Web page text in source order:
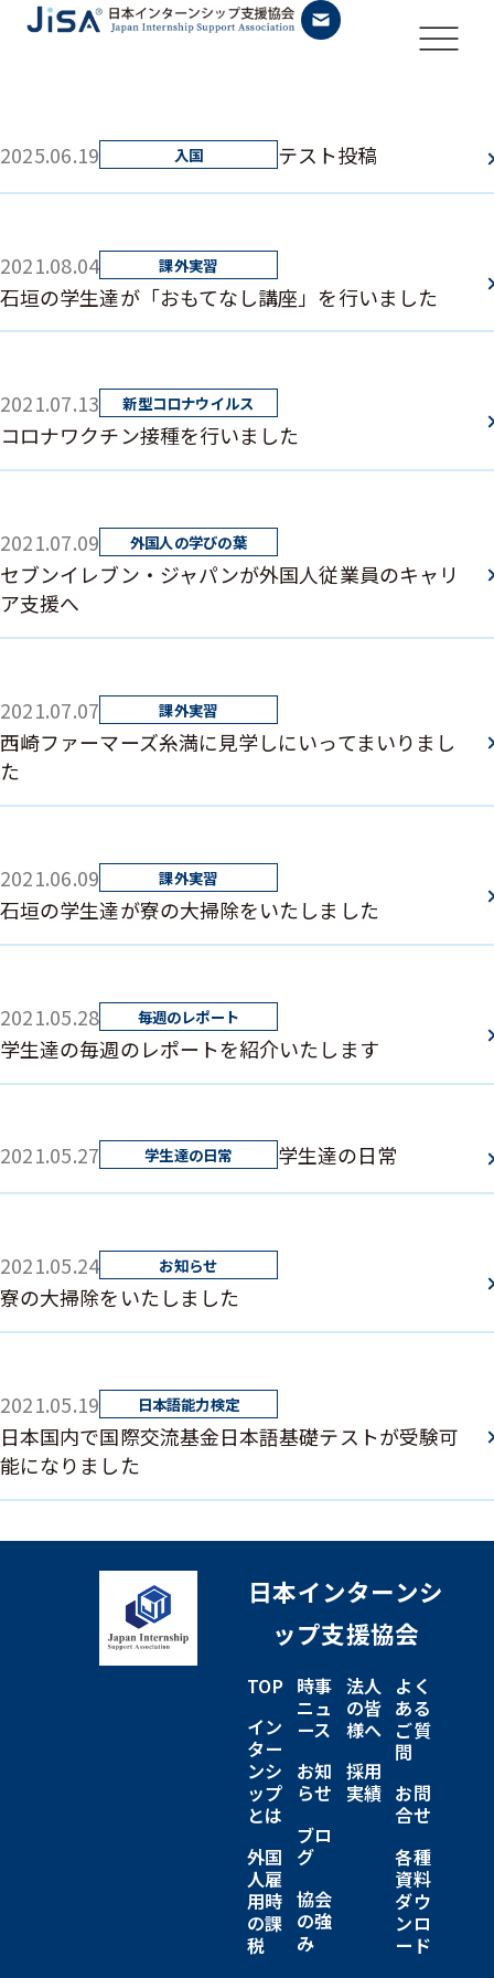
2025.06.19 テスト投稿
2021.08.04
石垣の学生達が「おもてなし講座」を行いました
2021.07.13
コロナワクチン接種を行いました
2021.07.09
セブンイレブン・ジャパンが外国人従業員のキャリ
ア支援へ
2021.07.07
西崎ファーマーズ糸満に見学しにいってまいりまし
た
2021.06.09
石垣の学生達が寮の大掃除をいたしました
2021.05.28
学生達の毎週のレポートを紹介いたします
2021.05.27 学生達の日常
2021.05.24
寮の大掃除をいたしました
2021.05.19
日本国内で国際交流基金日本語基礎テストが受験可
能になりました
日本インターンシ
ップ支援協会
TOP
イン
ター
ンシ
ップ
とは
外国
人雇
用時
の課
税
時事
ニュ
ース
お知
らせ
ブロ
グ
協会
の強
み
法人
の皆
様へ
採用
実績
よく
ある
ご質
問
お問
合せ
各種
資料
ダウ
ンロ
ード